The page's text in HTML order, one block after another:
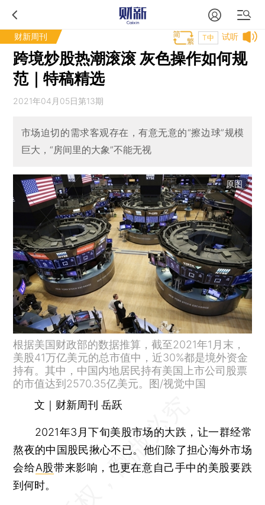
财新周刊 试听
T中
跨境炒股热潮滚滚 灰色操作如何规
范｜特稿精选
2021年04月05日第13期
市场迫切的需求客观存在，有意无意的“擦边球”规模
巨大，“房间里的大象”不能无视
原图
根据美国财政部的数据推算，截至2021年1月末，
美股41万亿美元的总市值中，近30%都是境外资金
持有。其中，中国内地居民持有美国上市公司股票
的市值达到2570.35亿美元。图/视觉中国
文｜财新周刊 岳跃
2021年3月下旬美股市场的大跌，让一群经常
熬夜的中国股民揪心不已。他们除了担心海外市场
会给A股带来影响，也更在意自己手中的美股要跌
到何时。